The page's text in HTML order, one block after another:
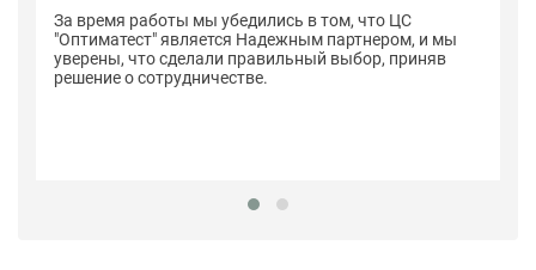
За время работы мы убедились в том, что ЦС
"Оптиматест" является Надежным партнером, и мы
уверены, что сделали правильный выбор, приняв
решение о сотрудничестве.